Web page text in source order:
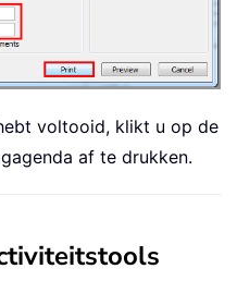
voltooid, klikt u op de
af te drukken.